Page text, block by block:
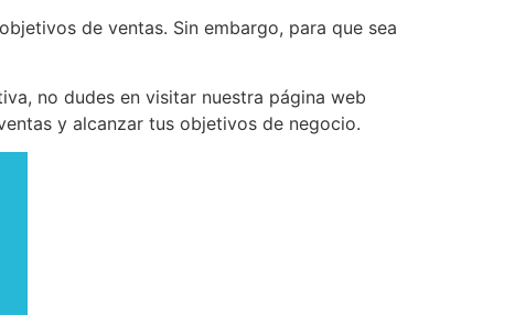
de ventas. Sin embargo, para que sea
no dudes en visitar nuestra página web
y alcanzar tus objetivos de negocio.